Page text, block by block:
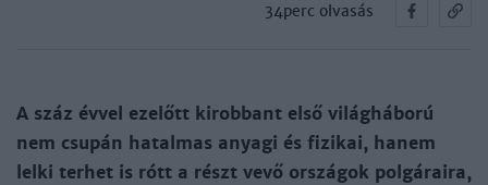
34perc olvasás
A száz év­vel ezelőtt ki­rob­bant első vi­lág­há­bo­rú
nem csu­pán ha­tal­mas anya­gi és fi­zi­kai, ha­nem
lel­ki ter­het is rótt a részt vevő or­szá­gok pol­gá­rai­ra,